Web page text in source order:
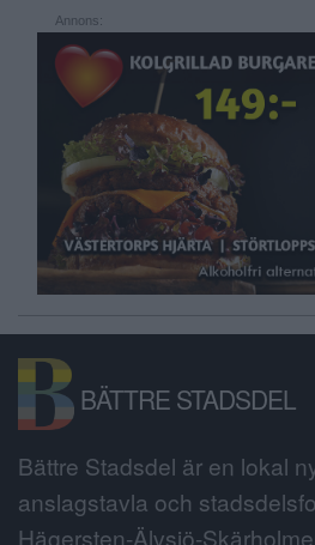
Annons:
BÄTTRE STADSDEL
Bättre Stadsdel är en lokal
anslagstavla och
Hägersten-Älvsjö-